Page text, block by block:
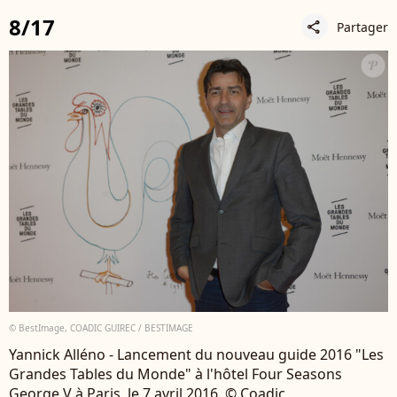
8/17 share Partager
© BestImage, COADIC GUIREC / BESTIMAGE
Yannick Alléno - Lancement du nouveau guide 2016 "Les
Grandes Tables du Monde" à l'hôtel Four Seasons